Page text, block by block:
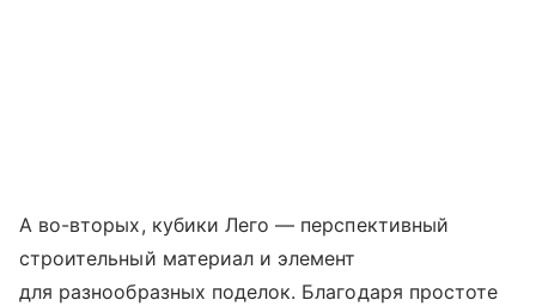
А во-вторых, кубики Лего — перспективный
строительный материал и элемент
для разнообразных поделок. Благодаря простоте